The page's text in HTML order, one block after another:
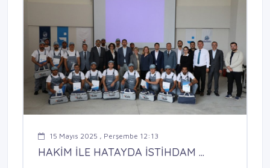
15 Mayıs 2025 , Perşembe 12:13
HAKİM İLE HATAYDA İSTİHDAM ...